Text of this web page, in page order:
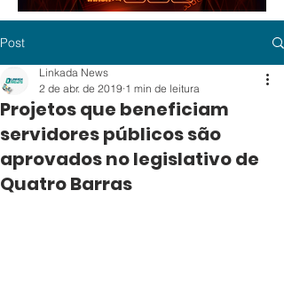
Post
Projetos que beneficiam
servidores públicos são
aprovados no legislativo de
Quatro Barras
Linkada News
2 de abr. de 2019 1 min de leitura